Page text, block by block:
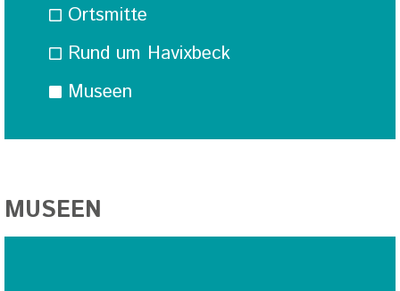
Ortsmitte
Rund um Havixbeck
Museen
MUSEEN